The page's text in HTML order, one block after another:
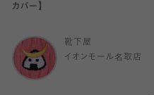
カバー】
靴下屋
イオンモール名取店